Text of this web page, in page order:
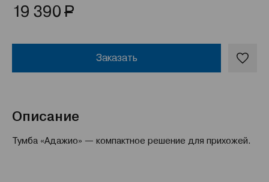
19 390 Р
Заказать
Описание
Тумба «Адажио» — компактное решение для прихожей.